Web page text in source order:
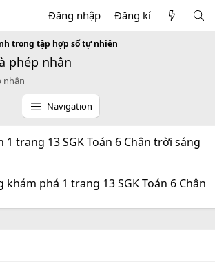
Đăng nhập Đăng kí
trong tập hợp số tự nhiên
phép nhân
nhân
Navigation
1 trang 13 SGK Toán 6 Chân trời sáng
phá 1 trang 13 SGK Toán 6 Chân